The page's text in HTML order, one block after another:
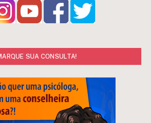
SUA CONSULTA!